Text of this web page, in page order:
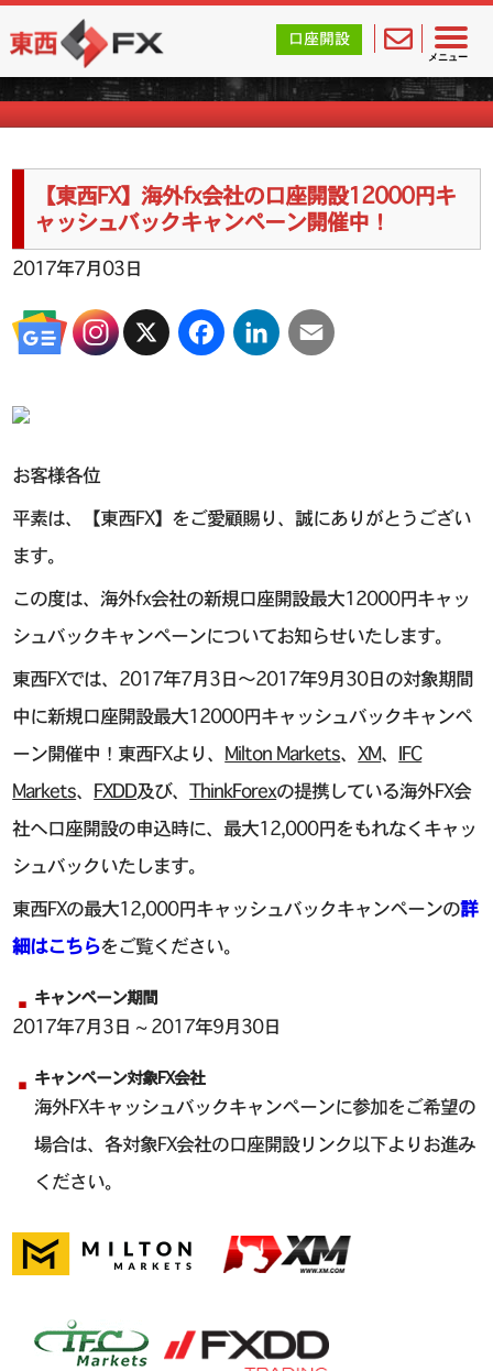
メニュー
東西FX｜海外FX会社（ブローカー）の無料口座開設サポ
口座開設
海外FXのキャンペーン情報
【東西FX】海外fx会社の口座開設12000円キ
ャッシュバックキャンペーン開催中！
2017年7月03日
お客様各位
平素は、【東西FX】をご愛顧賜り、誠にありがとうござい
ます。
この度は、海外fx会社の新規口座開設最大12000円キャッ
シュバックキャンペーンについてお知らせいたします。
東西FXでは、2017年7月3日〜2017年9月30日の対象期間
中に新規口座開設最大12000円キャッシュバックキャンペ
ーン開催中！東西FXより、 Milton Markets、XM、 IFC
Markets、 FXDD及び、ThinkForexの提携している海外FX会
社へ口座開設の申込時に、最大12,000円をもれなくキャッ
シュバックいたします。
東西FXの最大12,000円キャッシュバックキャンペーンの詳
細はこちらをご覧ください。
キャンペーン期間
2017年7月3日 ~ 2017年9月30日
キャンペーン対象FX会社
海外FXキャッシュバックキャンペーンに参加をご希望の
場合は、各対象FX会社の口座開設リンク以下よりお進み
ください。